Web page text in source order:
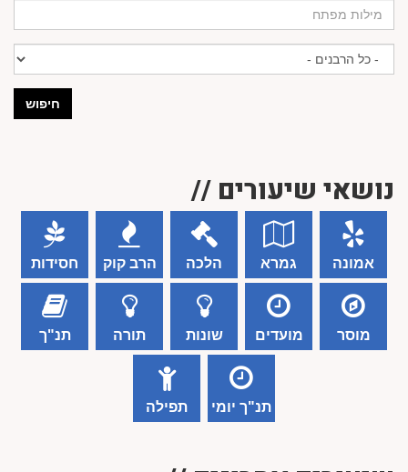
חיפוש
נושאי שיעורים //
אמונה גמרא הלכה הרב קוק חסידות
מוסר מועדים שונות תורה תנ"ך
תנ"ך יומי תפילה